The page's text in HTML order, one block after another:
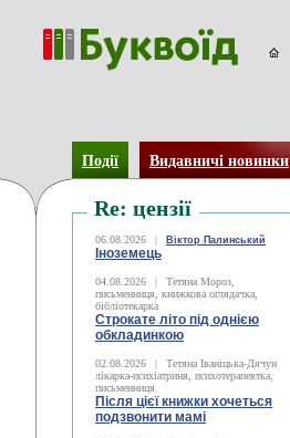
Події Видавничі новинки
Re: цензії
06.08.2026 | Віктор Палинський
Іноземець
04.08.2026 |
Тетяна Мороз,
письменниця, книжкова оглядачка,
бібліотекарка
Строкате літо під однією
обкладинкою
02.08.2026 |
Тетяна Іваніцька-Дячун
лікарка-психіатриня, психотерапевтка,
письменниця
Після цієї книжки хочеться
подзвонити мамі